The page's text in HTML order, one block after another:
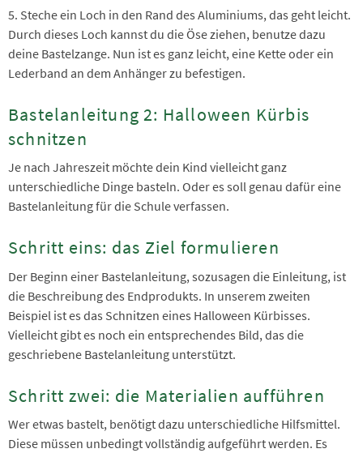
5. Steche ein Loch in den Rand des Aluminiums, das geht leicht.
Durch dieses Loch kannst du die Öse ziehen, benutze dazu
deine Bastelzange. Nun ist es ganz leicht, eine Kette oder ein
Lederband an dem Anhänger zu befestigen.
Bastelanleitung 2: Halloween Kürbis
schnitzen
Je nach Jahreszeit möchte dein Kind vielleicht ganz
unterschiedliche Dinge basteln. Oder es soll genau dafür eine
Bastelanleitung für die Schule verfassen.
Schritt eins: das Ziel formulieren
Der Beginn einer Bastelanleitung, sozusagen die Einleitung, ist
die Beschreibung des Endprodukts. In unserem zweiten
Beispiel ist es das Schnitzen eines Halloween Kürbisses.
Vielleicht gibt es noch ein entsprechendes Bild, das die
geschriebene Bastelanleitung unterstützt.
Schritt zwei: die Materialien aufführen
Wer etwas bastelt, benötigt dazu unterschiedliche Hilfsmittel.
Diese müssen unbedingt vollständig aufgeführt werden. Es